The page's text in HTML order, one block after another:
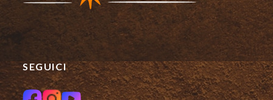
SEGUICI